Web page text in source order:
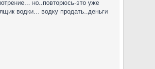
но..повторюсь-это уже
водки... водку продать..деньги